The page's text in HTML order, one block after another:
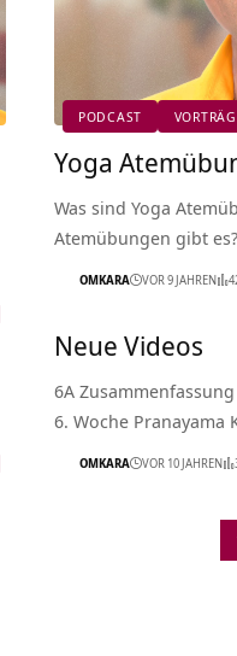
PODCAST
Yoga
Was sind Yoga
Atemübungen gibt
OMKARA VOR 9 JAHREN
Neue Videos
6A
6. Woche
OMKARA VOR 10 JAHREN